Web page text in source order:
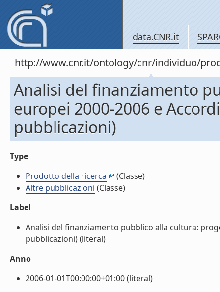
data.CNR.it
http://www.cnr.it/ontology/cnr/individuo/
Analisi del finanziamento
europei 2000-2006 e
pubblicazioni)
Type
Prodotto della ricerca
(Classe)
Altre pubblicazioni (Classe)
Label
Analisi del finanziamento pubblico alla cultura:
pubblicazioni) (literal)
Anno
2006-01-01T00:00:00+01:00 (literal)